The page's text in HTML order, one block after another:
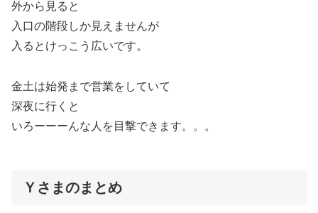
外から見ると
入口の階段しか見えませんが
入るとけっこう広いです。
金土は始発まで営業をしていて
深夜に行くと
いろーーーんな人を目撃できます。。。
Ｙさまのまとめ